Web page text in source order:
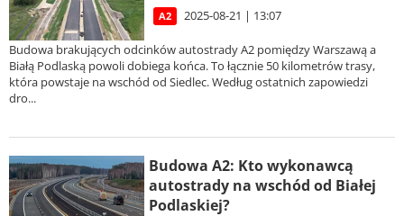
A2 2025-08-21 | 13:07
Budowa brakujących odcinków autostrady A2 pomiędzy Warszawą a
Białą Podlaską powoli dobiega końca. To łącznie 50 kilometrów trasy,
która powstaje na wschód od Siedlec. Według ostatnich zapowiedzi
dro...
Budowa A2: Kto wykonawcą
autostrady na wschód od Białej
Podlaskiej?